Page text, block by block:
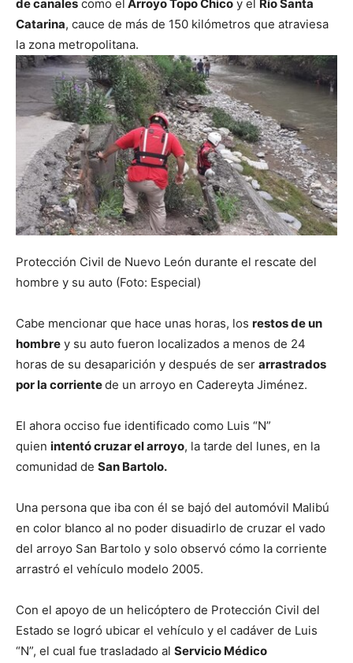
de canales como el Arroyo Topo Chico y el
Río Santa
Catarina, cauce de más de 150 kilómetros que atraviesa
la zona metropolitana.
Protección Civil de Nuevo León durante el rescate del
hombre y su auto (Foto: Especial)
Cabe mencionar que hace unas horas, los restos de un
hombre y su auto fueron localizados a menos de 24
horas de su desaparición y después de ser arrastrados
por la corrientede un arroyo en Cadereyta Jiménez.
El ahora occiso fue identificado como Luis “N”
quien intentó cruzar el arroyo, la tarde del lunes, en la
comunidad de San Bartolo.
Una persona que iba con él se bajó del automóvil Malibú
en color blanco al no poder disuadirlo de cruzar el vado
del arroyo San Bartolo y solo observó cómo la corriente
arrastró el vehículo modelo 2005.
Con el apoyo de un helicóptero de Protección Civil del
Estado se logró ubicar el vehículo y el cadáver de Luis
“N”, el cual fue trasladado al Servicio Médico